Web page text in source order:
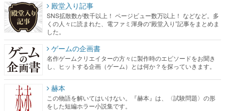
殿堂入り記事
SNS拡散数が数千以上！ ページビュー数万以上！ などなど。多
くの人々に読まれた、電ファミ渾身の“殿堂入り”記事をまとめま
した。
ゲームの企画書
名作ゲームクリエイターの方々に製作時のエピソードをお聞き
し、ヒットする企画（ゲーム）とは何か？を探っていきます。
赫本
この物語を解いてはいけない。『赫本』は、〈試験問題〉の形
をした短編ホラー小説集です。